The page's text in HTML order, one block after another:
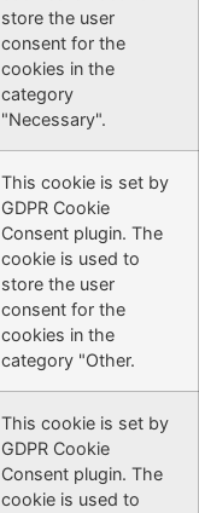
store the user
consent for the
cookies in the
category
"Necessary".
This cookie is set by
GDPR Cookie
Consent plugin. The
cookie is used to
store the user
consent for the
cookies in the
category "Other.
This cookie is set by
GDPR Cookie
Consent plugin. The
cookie is used to